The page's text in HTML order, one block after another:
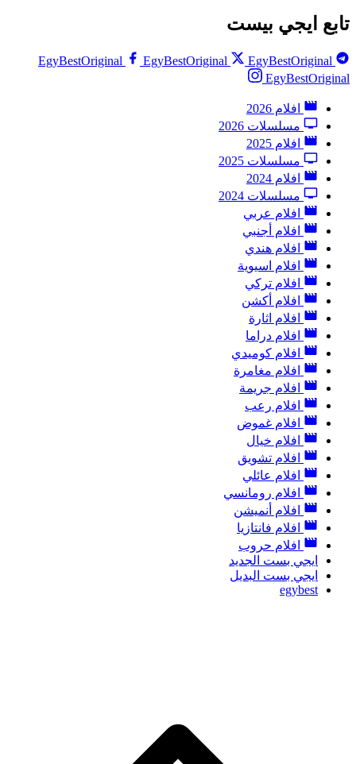
تابع ايجي بيست
EgyBestOriginal EgyBestOriginal
EgyBestOriginal
EgyBestOriginal
افلام 2026
مسلسلات 2026
افلام 2025
مسلسلات 2025
افلام 2024
مسلسلات 2024
افلام عربي
افلام أجنبي
افلام هندي
افلام اسيوية
افلام تركي
افلام أكشن
افلام اثارة
افلام دراما
افلام كوميدي
افلام مغامرة
افلام جريمة
افلام رعب
افلام غموض
افلام خيال
افلام تشويق
افلام عائلي
افلام رومانسي
افلام أنميشن
افلام فانتازيا
افلام حروب
ايجي بست الجديد
ايجي بست البديل
egybest